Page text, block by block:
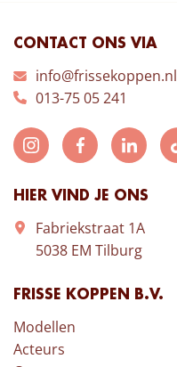
CONTACT ONS VIA
info@frissekoppen.nl
013-75 05 241
HIER VIND JE ONS
Fabriekstraat 1A
5038 EM Tilburg
FRISSE KOPPEN B.V.
Modellen
Acteurs